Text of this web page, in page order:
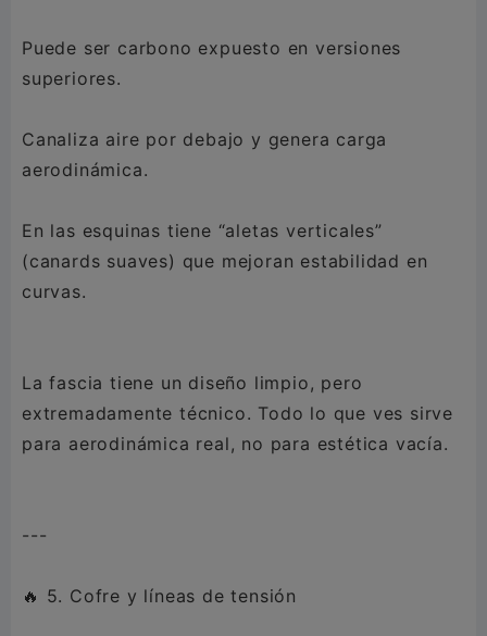
Puede ser carbono expuesto en versiones
superiores.
Canaliza aire por debajo y genera carga
aerodinámica.
En las esquinas tiene “aletas verticales”
(canards suaves) que mejoran estabilidad en
curvas.
La fascia tiene un diseño limpio, pero
extremadamente técnico. Todo lo que ves sirve
para aerodinámica real, no para estética vacía.
---
🔥 5. Cofre y líneas de tensión